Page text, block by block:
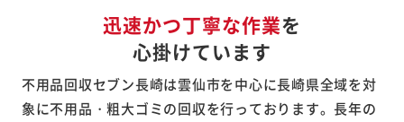
迅速かつ丁寧な作業を
心掛けています
不用品回収セブン長崎は雲仙市を中心に長崎県全域を対
象に不用品・粗大ゴミの回収を行っております。長年の